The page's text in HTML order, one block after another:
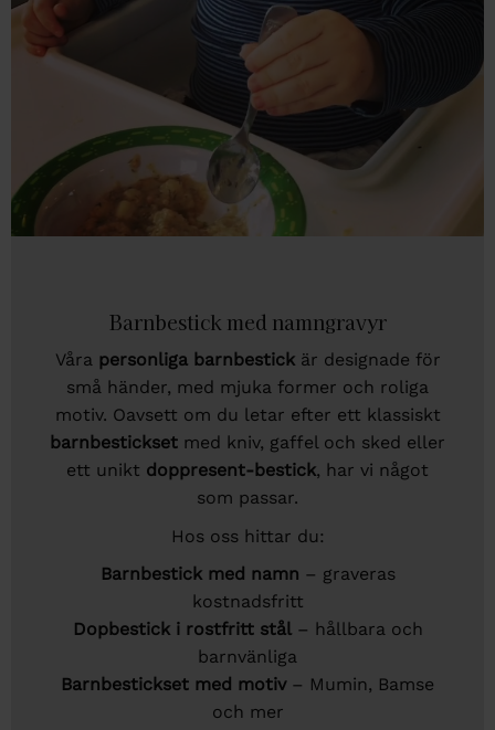
Barnbestick med namngravyr
Våra personliga barnbestickär designade för
små händer, med mjuka former och roliga
motiv. Oavsett om du letar efter ett klassiskt
barnbestickset med kniv, gaffel och sked eller
ett unikt doppresent-bestick, har vi något
som passar.
Hos oss hittar du:
Barnbestick med namn – graveras
kostnadsfritt
Dopbestick i rostfritt stål– hållbara och
barnvänliga
Barnbestickset med motiv– Mumin, Bamse
och mer